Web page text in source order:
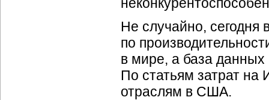
Не случайно,
по
в мире, а база
По статьям затрат на
отраслям в США.